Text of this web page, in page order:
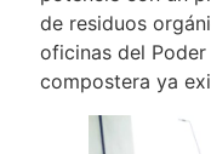
de residuos
oficinas del
compostera ya